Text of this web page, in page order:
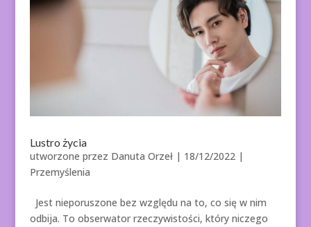
Lustro życia
utworzone przez Danuta Orzeł| 18/12/2022|
Przemyślenia
Jest nieporuszone bez względu na to, co się w nim
odbija. To obserwator rzeczywistości, który niczego